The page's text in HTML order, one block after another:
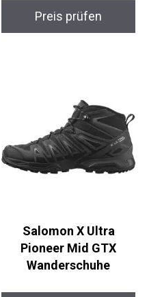
donhobo Alpina L
Damen Outdoorjacke